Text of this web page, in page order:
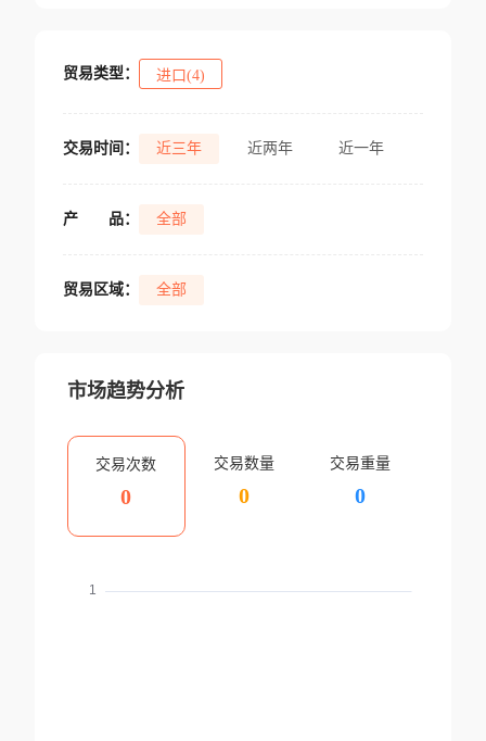
贸易类型： 进口(4)
交易时间： 近三年 近两年 近一年
产 品： 全部
贸易区域： 全部
市场趋势分析
交易次数
0
交易数量
0
交易重量
0